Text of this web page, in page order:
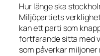
Hur länge ska
Miljöpartiets
kan ett parti som
fortfarande sitta med
som påverkar miljoner